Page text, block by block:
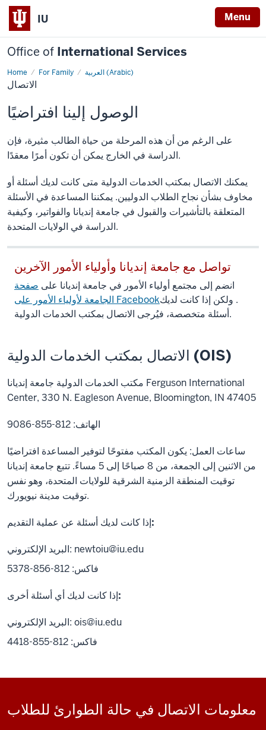
IU Menu
Office of International Services
Home For Family
العربية (Arabic)
الاتصال
الاتصال
الوصول إلينا افتراضيًا
على الرغم من أن هذه المرحلة من حياة الطالب مثيرة، فإن
الدراسة في الخارج يمكن أن تكون أمرًا معقدًا.
يمكنك الاتصال بمكتب الخدمات الدولية متى كانت لديك أسئلة أو
مخاوف بشأن نجاح الطلاب الدوليين. يمكننا المساعدة في الأسئلة
المتعلقة بالتأشيرات والقبول في جامعة إنديانا والفواتير، وكيفية
الدراسة في الولايات المتحدة.
تواصل مع جامعة إنديانا وأولياء الأمور الآخرين
انضم إلى مجتمع أولياء الأمور في جامعة إنديانا على صفحة
. ولكن إذا كانت لديك
أسئلة متخصصة، فيُرجى الاتصال بمكتب الخدمات الدولية.
الاتصال بمكتب الخدمات الدولية (OIS)
مكتب الخدمات الدولية جامعة إنديانا Ferguson International
Center, 330 N. Eagleson Avenue, Bloomington, IN 47405
الهاتف: 812-855-9086
ساعات العمل: يكون المكتب مفتوحًا لتوفير المساعدة افتراضيًا
من الاثنين إلى الجمعة، من 8 صباحًا إلى 5 مساءً. تتبع جامعة إنديانا
توقيت المنطقة الزمنية الشرقية للولايات المتحدة، وهو نفس
توقيت مدينة نيويورك.
إذا كانت لديك أسئلة عن عملية التقديم:
البريد الإلكتروني: ‎newtoiu@iu.edu ‎
فاكس: 812-856-5378
إذا كانت لديك أي أسئلة أخرى:
البريد الإلكتروني: ois@iu.edu
فاكس: 812-855-4418
معلومات الاتصال في حالة الطوارئ للطلاب